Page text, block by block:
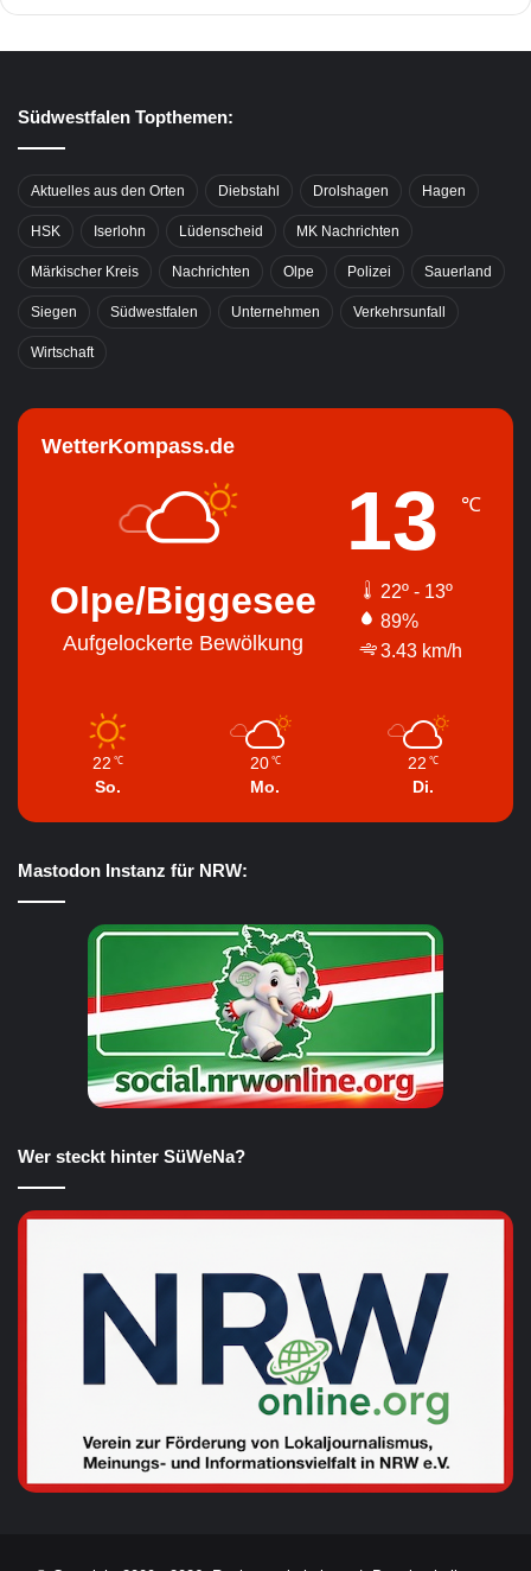
Südwestfalen Topthemen:
Aktuelles aus den Orten Diebstahl Drolshagen Hagen
HSK Iserlohn Lüdenscheid MK Nachrichten
Märkischer Kreis Nachrichten Olpe Polizei Sauerland
Siegen Südwestfalen Unternehmen Verkehrsunfall
Wirtschaft
WetterKompass.de
Olpe/Biggesee
Aufgelockerte Bewölkung
13 ℃
22º - 13º
89%
3.43 km/h
22 ℃
So.
20 ℃
Mo.
22 ℃
Di.
Mastodon Instanz für NRW:
Wer steckt hinter SüWeNa?